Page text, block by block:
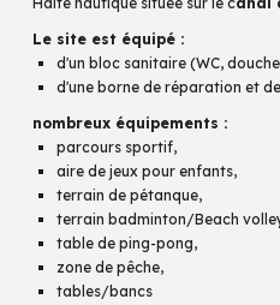
Le site est équipé :
d'un bloc sanitaire (WC,
d'une borne de réparation et
nombreux équipements :
parcours sportif,
aire de jeux pour enfants,
terrain de pétanque,
terrain badminton/Beach
table de ping-pong,
zone de pêche,
tables/bancs